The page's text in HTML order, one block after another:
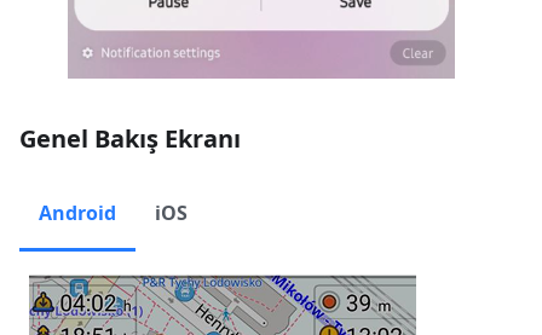
Genel Bakış Ekranı
Android iOS